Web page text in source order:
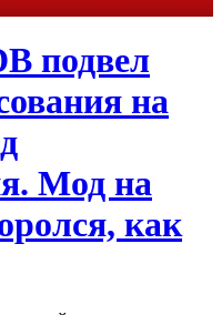
подвел
на
Мод на
как